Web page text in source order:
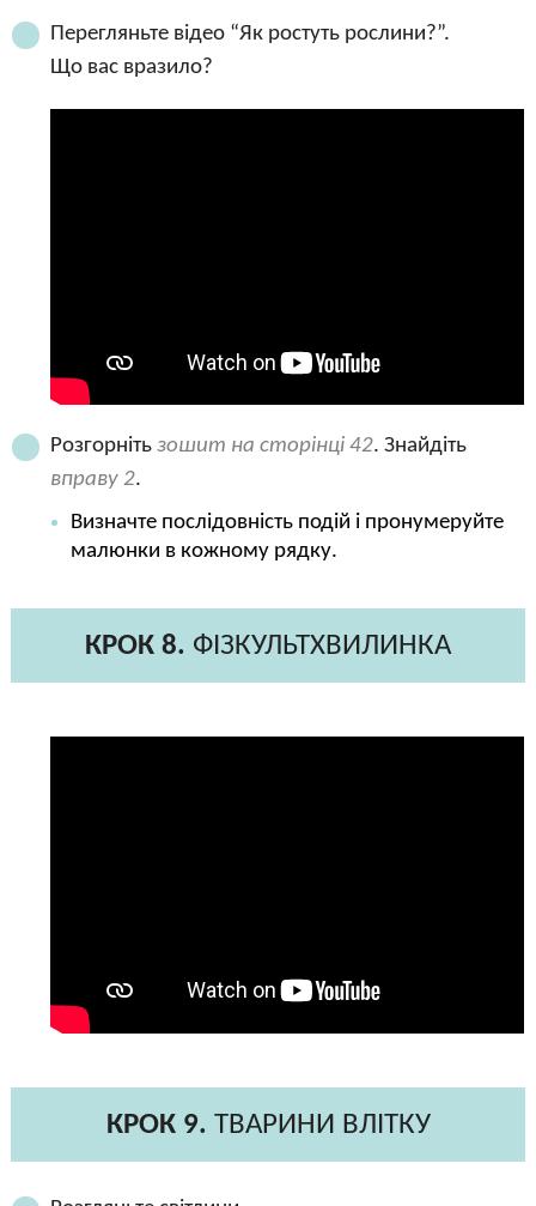
Перегляньте відео “Як ростуть рослини?”.
Що вас вразило?
Розгорніть зошит на сторінці 42. Знайдіть
вправу 2.
Визначте послідовність подій і пронумеруйте
малюнки в кожному рядку.
КРОК 8. ФІЗКУЛЬТХВИЛИНКА
КРОК 9. ТВАРИНИ ВЛІТКУ